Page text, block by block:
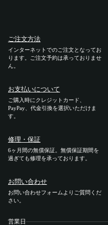
ご注文方法
お支払いについて
修理 ・保証
ギフト用ラッピング
よくあるご質問・お問い合わせ
ご注文方法
インターネットでのご注文となってお
ります。ご注文予約は承っておりませ
ん。
お支払いについて
ご購入時にクレジットカード、
PayPay、代金引換を選択いただけま
す。
修理・保証
6ヶ月間の無償保証。無償保証期間を
過ぎても修理を承っております。
お問い合わせ
お問い合わせフォームよりご質問くだ
さい。
営業日